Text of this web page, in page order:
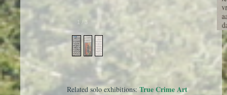
/ 3
Related solo exhibitions:True Crime Art